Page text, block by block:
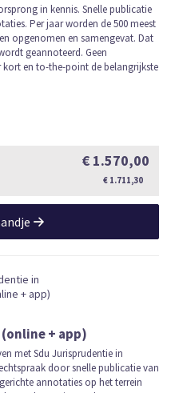
in kennis. Snelle publicatie
Per jaar worden de 500 meest
opgenomen en samengevat. Dat
geannoteerd. Geen
en to-the-point de belangrijkste
€ 1.570,00
€ 1.711,30
+ app)
met Sdu Jurisprudentie in
door snelle publicatie van
annotaties op het terrein